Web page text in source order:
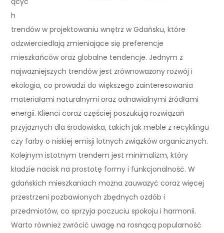
h
trendów w projektowaniu wnętrz w Gdańsku, które
odzwierciedlają zmieniające się preferencje
mieszkańców oraz globalne tendencje. Jednym z
najważniejszych trendów jest zrównoważony rozwój i
ekologia, co prowadzi do większego zainteresowania
materiałami naturalnymi oraz odnawialnymi źródłami
energii. Klienci coraz częściej poszukują rozwiązań
przyjaznych dla środowiska, takich jak meble z recyklingu
czy farby o niskiej emisji lotnych związków organicznych.
Kolejnym istotnym trendem jest minimalizm, który
kładzie nacisk na prostotę formy i funkcjonalność. W
gdańskich mieszkaniach można zauważyć coraz więcej
przestrzeni pozbawionych zbędnych ozdób i
przedmiotów, co sprzyja poczuciu spokoju i harmonii.
Warto również zwrócić uwagę na rosnącą popularność